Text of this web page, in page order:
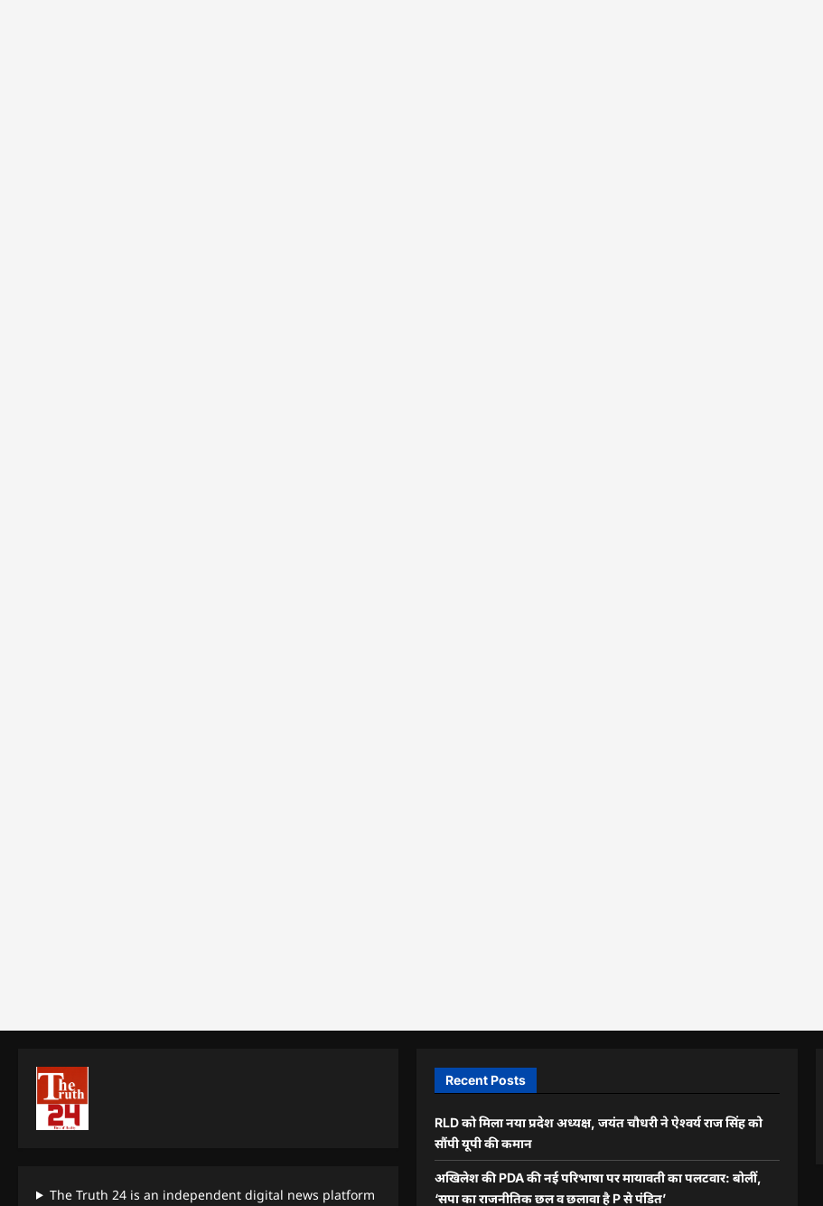
The Truth 24 is an independent digital news platform
Recent Posts
RLD को मिला नया प्रदेश अध्यक्ष, जयंत चौधरी ने ऐश्वर्य राज सिंह को
सौंपी यूपी की कमान
अखिलेश की PDA की नई परिभाषा पर मायावती का पलटवार: बोलीं,
‘सपा का राजनीतिक छल व छलावा है P से पंडित’